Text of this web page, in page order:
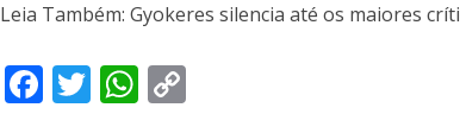
Leia Também: Gyokeres silencia até os maiores
F T W